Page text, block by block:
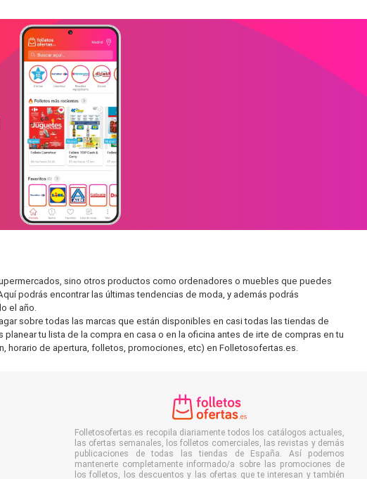
sino otros productos como ordenadores o muebles que puedes
podrás encontrar las últimas tendencias de moda, y además podrás
el año.
sobre todas las marcas que están disponibles en casi todas las tiendas de
tu lista de la compra en casa o en la oficina antes de irte de compras en tu
horario de apertura, folletos, promociones, etc) en Folletosofertas.es.
Folletosofertas.es recopila diariamente todos los catálogos actuales,
las ofertas semanales, los folletos comerciales, las revistas y demás
publicaciones de todas las tiendas de España. Así podemos
mantenerte completamente informado/a sobre las promociones de
los folletos, los descuentos y las ofertas que te interesan y también